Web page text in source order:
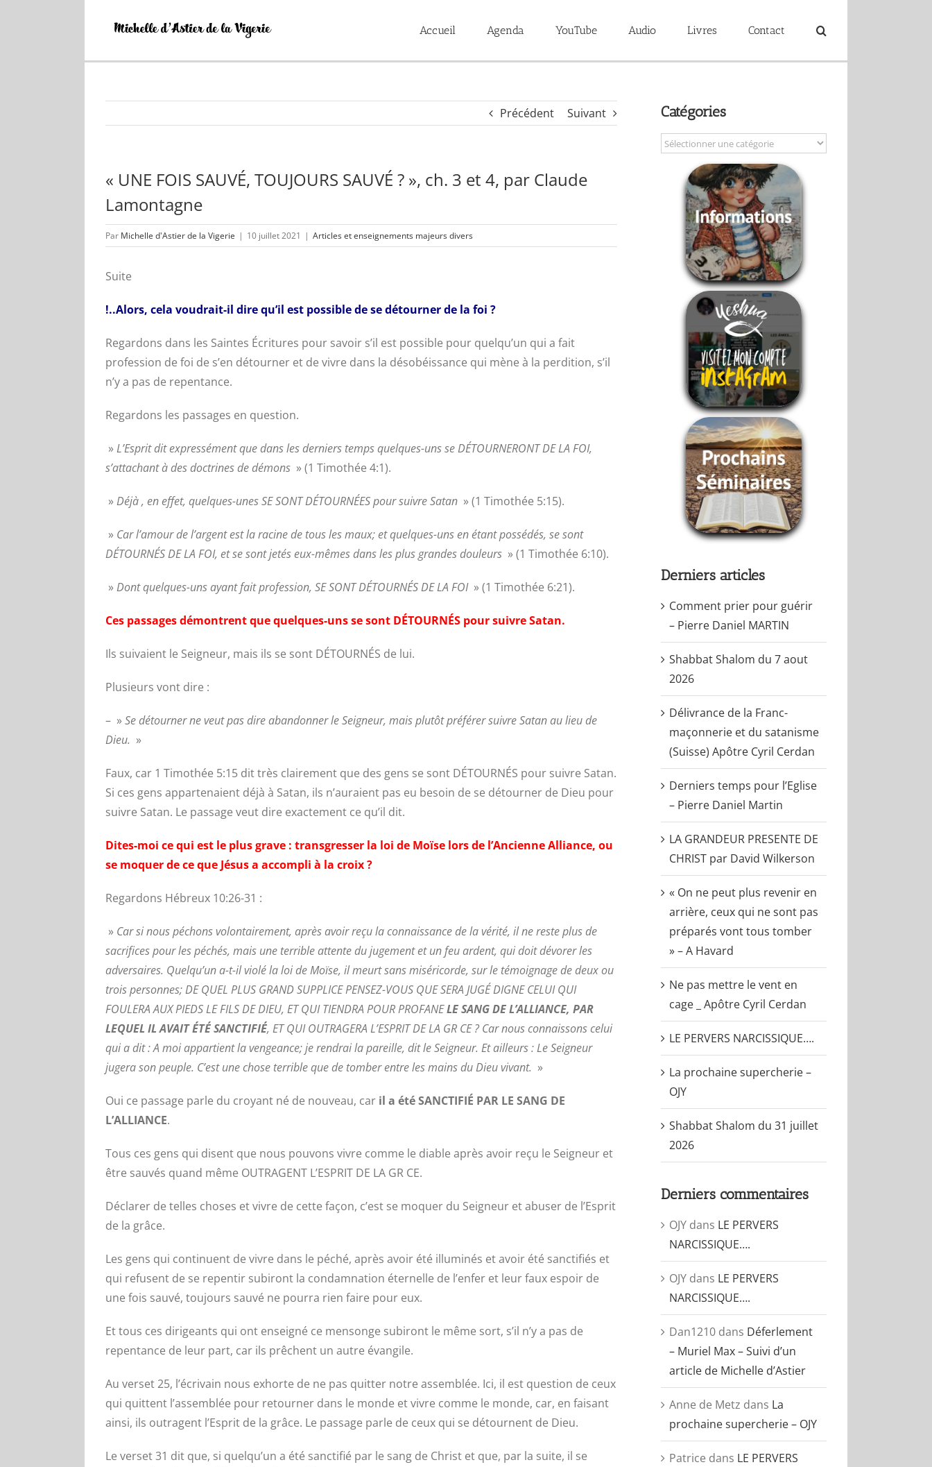
Accueil Agenda YouTube Audio Livres Contact
Précédent Suivant
« UNE FOIS SAUVÉ, TOUJOURS SAUVÉ ? », ch. 3 et 4, par Claude
Lamontagne
Par Michelle d'Astier de la Vigerie | 10 juillet 2021 | Articles et enseignements majeurs divers
Suite
!..Alors, cela voudrait-il dire qu’il est possible de se détourner de la foi ?
Regardons dans les Saintes Écritures pour savoir s’il est possible pour quelqu’un qui a fait
profession de foi de s’en détourner et de vivre dans la désobéissance qui mène à la perdition, s’il
n’y a pas de repentance.
Regardons les passages en question.
»L’Esprit dit expressément que dans les derniers temps quelques-uns se DÉTOURNERONT DE LA FOI,
s’attachant à des doctrines de démons » (1 Timothée 4:1).
»Déjà , en effet, quelques-unes SE SONT DÉTOURNÉES pour suivre Satan » (1 Timothée 5:15).
» Car l’amour de l’argent est la racine de tous les maux; et quelques-uns en étant possédés, se sont
DÉTOURNÉS DE LA FOI, et se sont jetés eux-mêmes dans les plus grandes douleurs » (1 Timothée 6:10).
»Dont quelques-uns ayant fait profession, SE SONT DÉTOURNÉS DE LA FOI» (1 Timothée 6:21).
Ces passages démontrent que quelques-uns se sont DÉTOURNÉS pour suivre Satan.
Ils suivaient le Seigneur, mais ils se sont DÉTOURNÉS de lui.
Plusieurs vont dire :
– »Se détourner ne veut pas dire abandonner le Seigneur, mais plutôt préférer suivre Satan au lieu de
Dieu. »
Faux, car 1 Timothée 5:15 dit très clairement que des gens se sont DÉTOURNÉS pour suivre Satan.
Si ces gens appartenaient déjà à Satan, ils n’auraient pas eu besoin de se détourner de Dieu pour
suivre Satan. Le passage veut dire exactement ce qu’il dit.
Dites-moi ce qui est le plus grave : transgresser la loi de Moïse lors de l’Ancienne Alliance, ou
se moquer de ce que Jésus a accompli à la croix ?
Regardons Hébreux 10:26-31 :
» Car si nous péchons volontairement, après avoir reçu la connaissance de la vérité, il ne reste plus de
sacrifices pour les péchés, mais une terrible attente du jugement et un feu ardent, qui doit dévorer les
adversaires. Quelqu’un a-t-il violé la loi de Moïse, il meurt sans miséricorde, sur le témoignage de deux ou
trois personnes; DE QUEL PLUS GRAND SUPPLICE PENSEZ-VOUS QUE SERA JUGÉ DIGNE CELUI QUI
FOULERA AUX PIEDS LE FILS DE DIEU, ET QUI TIENDRA POUR PROFANELE SANG DE L’ALLIANCE, PAR
LEQUEL IL AVAIT ÉTÉ SANCTIFIÉ, ET QUI OUTRAGERA L’ESPRIT DE LA GR CE ? Car nous connaissons celui
qui a dit : A moi appartient la vengeance; je rendrai la pareille, dit le Seigneur. Et ailleurs : Le Seigneur
jugera son peuple. C’est une chose terrible que de tomber entre les mains du Dieu vivant. »
Oui ce passage parle du croyant né de nouveau, car il a été SANCTIFIÉ PAR LE SANG DE
L’ALLIANCE.
Tous ces gens qui disent que nous pouvons vivre comme le diable après avoir reçu le Seigneur et
être sauvés quand même OUTRAGENT L’ESPRIT DE LA GR CE.
Déclarer de telles choses et vivre de cette façon, c’est se moquer du Seigneur et abuser de l’Esprit
de la grâce.
Les gens qui continuent de vivre dans le péché, après avoir été illuminés et avoir été sanctifiés et
qui refusent de se repentir subiront la condamnation éternelle de l’enfer et leur faux espoir de
une fois sauvé, toujours sauvé ne pourra rien faire pour eux.
Et tous ces dirigeants qui ont enseigné ce mensonge subiront le même sort, s’il n’y a pas de
repentance de leur part, car ils prêchent un autre évangile.
Au verset 25, l’écrivain nous exhorte de ne pas quitter notre assemblée. Ici, il est question de ceux
qui quittent l’assemblée pour retourner dans le monde et vivre comme le monde, car, en faisant
ainsi, ils outragent l’Esprit de la grâce. Le passage parle de ceux qui se détournent de Dieu.
Le verset 31 dit que, si quelqu’un a été sanctifié par le sang de Christ et que, par la suite, il se
Catégories
Catégories
Derniers articles
Comment prier pour guérir
– Pierre Daniel MARTIN
Shabbat Shalom du 7 aout
2026
Délivrance de la Franc-
maçonnerie et du satanisme
(Suisse) Apôtre Cyril Cerdan
Derniers temps pour l’Eglise
– Pierre Daniel Martin
LA GRANDEUR PRESENTE DE
CHRIST par David Wilkerson
« On ne peut plus revenir en
arrière, ceux qui ne sont pas
préparés vont tous tomber
» – A Havard
Ne pas mettre le vent en
cage _ Apôtre Cyril Cerdan
LE PERVERS NARCISSIQUE….
La prochaine supercherie –
OJY
Shabbat Shalom du 31 juillet
2026
Derniers commentaires
OJYdans LE PERVERS
NARCISSIQUE….
OJYdans LE PERVERS
NARCISSIQUE….
Dan1210dans Déferlement
– Muriel Max – Suivi d’un
article de Michelle d’Astier
Anne de Metz dans La
prochaine supercherie – OJY
Patrice dans LE PERVERS